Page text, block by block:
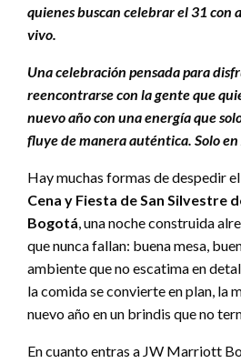
quienes buscan celebrar el 31 con
vivo.
Una celebración pensada para
reencontrarse con la gente que
nuevo año con una energía que
fluye de manera auténtica. Solo
Hay muchas formas de despedir
Cena y Fiesta de San Silvestre
Bogotá, una noche construida
que nunca fallan: buena mesa,
ambiente que no escatima en
la comida se convierte en plan, la
nuevo año en un brindis que no
En cuanto entras a JW Marriott